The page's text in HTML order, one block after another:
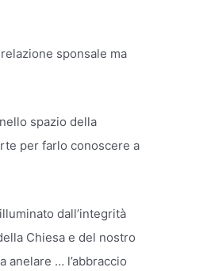
sponsale ma
spazio della
per farlo conoscere a
dall’integrità
Chiesa e del nostro
anelare … l’abbraccio